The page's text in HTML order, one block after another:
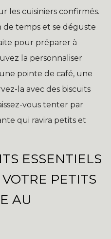
les cuisiniers confirmés.
de temps et se déguste
pour préparer à
la personnaliser
pointe de café, une
la avec des biscuits
vous tenter par
qui ravira petits et
ESSENTIELS
PETITS
AU